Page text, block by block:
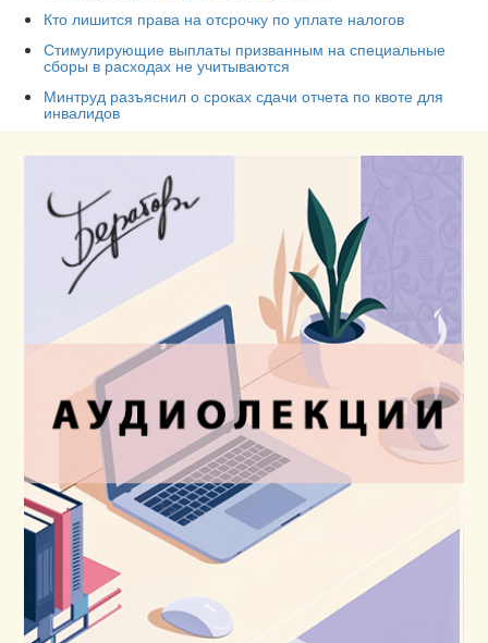
Кто лишится права на отсрочку по уплате налогов
Стимулирующие выплаты призванным на специальные
сборы в расходах не учитываются
Минтруд разъяснил о сроках сдачи отчета по квоте для
инвалидов